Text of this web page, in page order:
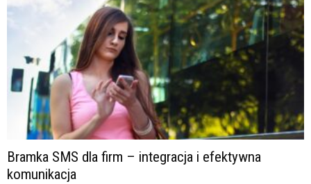
Bramka SMS dla firm – integracja i efektywna
komunikacja